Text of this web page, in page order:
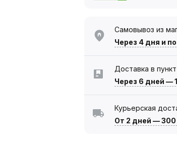
Самовывоз из
Через 4 дня и
Доставка в
Через 6 дней —
Курьерская
От 2 дней —300